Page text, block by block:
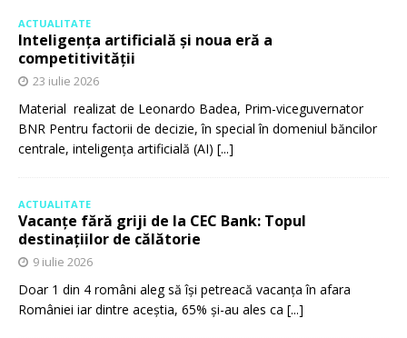
ACTUALITATE
Inteligența artificială și noua eră a
competitivității
23 iulie 2026
Material realizat de Leonardo Badea, Prim-viceguvernator
BNR Pentru factorii de decizie, în special în domeniul băncilor
centrale, inteligența artificială (AI) [...]
ACTUALITATE
Vacanțe fără griji de la CEC Bank: Topul
destinațiilor de călătorie
9 iulie 2026
Doar 1 din 4 români aleg să își petreacă vacanța în afara
României iar dintre aceștia, 65% și-au ales ca [...]